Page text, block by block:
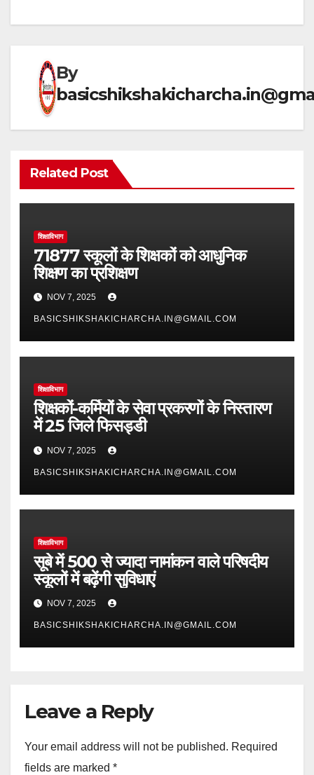
A
p
a
b
k
navigation
By
Related Post
शिक्षाविभाग
71877 स्कूलों के शिक्षकों को आधुनिक
शिक्षण का प्रशिक्षण
NOV 7, 2025
BASICSHIKSHAKICHARCHA.IN@GMAIL.COM
शिक्षाविभाग
शिक्षकों-कर्मियों के सेवा प्रकरणों के निस्तारण
में 25 जिले फिसड्डी
NOV 7, 2025
BASICSHIKSHAKICHARCHA.IN@GMAIL.COM
शिक्षाविभाग
सूबे में 500 से ज्यादा नामांकन वाले परिषदीय
स्कूलों में बढ़ेंगी सुविधाएं
NOV 7, 2025
BASICSHIKSHAKICHARCHA.IN@GMAIL.COM
Leave a Reply
Your email address will not be published. Required
fields are marked *